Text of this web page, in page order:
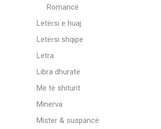
Romancë
Letërsi e huaj
Letërsi shqipe
Letra
Libra dhuratë
Më të shiturit
Minerva
Mister & suspancë